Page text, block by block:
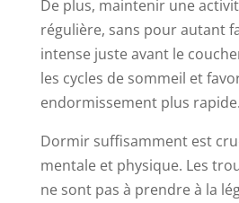
De plus, maintenir une
régulière, sans pour autant
intense juste avant le
les cycles de sommeil et
endormissement plus rapide.
Dormir suffisamment est
mentale et physique. Les
ne sont pas à prendre à la